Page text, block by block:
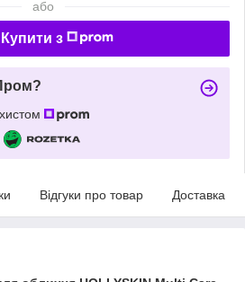
або
Купити з
Відгуки про товар Доставка